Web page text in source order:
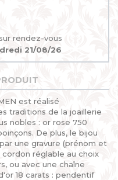
rendez-vous
21/08/26
est réalisé
traditions de la joaillerie
nobles : or rose 750
De plus, le bijou
une gravure (prénom et
réglable au choix
ou avec une chaîne
18 carats : pendentif